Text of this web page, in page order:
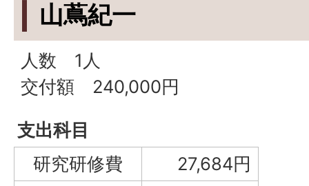
山蔦紀一
人数 1人
交付額 240,000円
支出科目
研究研修費
27,684円